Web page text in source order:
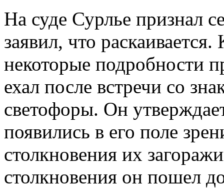
На суде Сурлье признал
заявил, что
некоторые подробности
ехал после встречи со
светофоры. Он
появились в его поле
столкновения их
столкновения он пошел